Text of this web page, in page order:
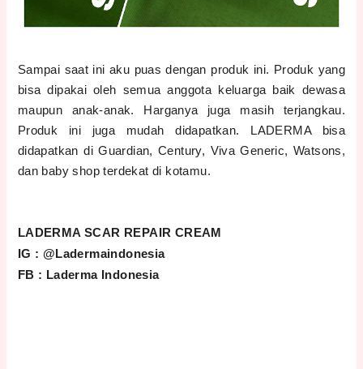
Sampai saat ini aku puas dengan produk ini. Produk yang
bisa dipakai oleh semua anggota keluarga baik dewasa
maupun anak-anak. Harganya juga masih terjangkau.
Produk ini juga mudah didapatkan. LADERMA bisa
didapatkan di Guardian, Century, Viva Generic, Watsons,
dan baby shop terdekat di kotamu.
LADERMA SCAR REPAIR CREAM
IG : @Ladermaindonesia
FB : Laderma Indonesia